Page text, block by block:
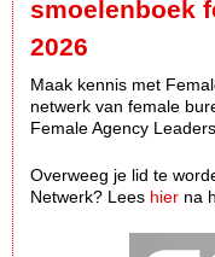
smoelenboek
2026
Maak kennis met
netwerk van female
Female Agency
Overweeg je lid te
Netwerk? Lees hier na